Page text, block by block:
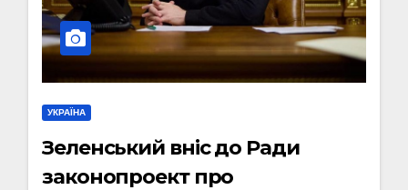
УКРАЇНА
Зеленський вніс до Ради
законопроект про